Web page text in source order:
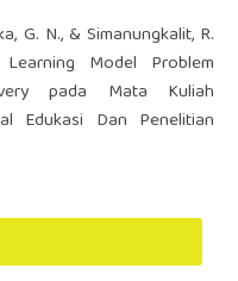
G. N., & Simanungkalit, R.
Model Problem
pada Mata Kuliah
Edukasi Dan Penelitian